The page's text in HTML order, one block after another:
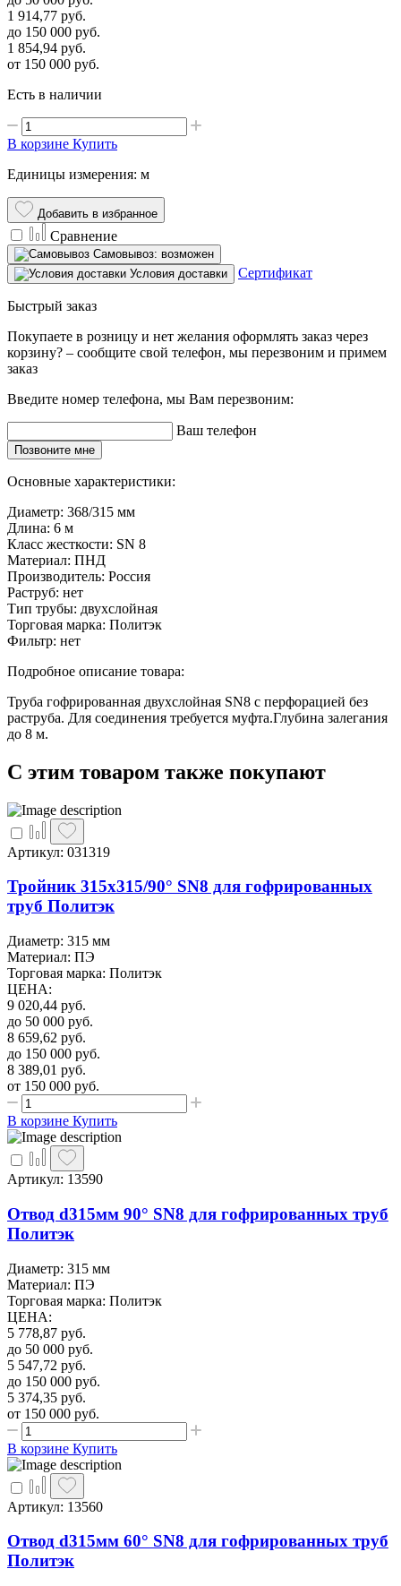
1 914,77 руб.
до 150 000 руб.
1 854,94 руб.
от 150 000 руб.
Есть в наличии
В корзине Купить
Единицы измерения: м
Добавить в избранное
Сравнение
Самовывоз: возможен
Условия доставки
Сертификат
Быстрый заказ
Покупаете в розницу и нет желания оформлять заказ через
корзину? – сообщите свой телефон, мы перезвоним и примем
заказ
Введите номер телефона, мы Вам перезвоним:
Ваш телефон
Позвоните мне
Основные характеристики:
Диаметр: 368/315 мм
Длина: 6 м
Класс жесткости: SN 8
Материал: ПНД
Производитель: Россия
Раструб: нет
Тип трубы: двухслойная
Торговая марка: Политэк
Фильтр: нет
Подробное описание товара:
Труба гофрированная двухслойная SN8 с перфорацией без
раструба. Для соединения требуется муфта.Глубина залегания
до 8 м.
С этим товаром также покупают
Артикул: 031319
Тройник 315х315/90° SN8 для гофрированных
труб Политэк
Диаметр: 315 мм
Материал: ПЭ
Торговая марка: Политэк
ЦЕНА:
9 020,44 руб.
до 50 000 руб.
8 659,62 руб.
до 150 000 руб.
8 389,01 руб.
от 150 000 руб.
В корзине Купить
Артикул: 13590
Отвод d315мм 90° SN8 для гофрированных труб
Политэк
Диаметр: 315 мм
Материал: ПЭ
Торговая марка: Политэк
ЦЕНА:
5 778,87 руб.
до 50 000 руб.
5 547,72 руб.
до 150 000 руб.
5 374,35 руб.
от 150 000 руб.
В корзине Купить
Артикул: 13560
Отвод d315мм 60° SN8 для гофрированных труб
Политэк